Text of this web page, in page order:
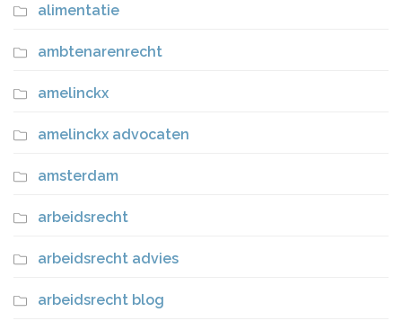
alimentatie
ambtenarenrecht
amelinckx
amelinckx advocaten
amsterdam
arbeidsrecht
arbeidsrecht advies
arbeidsrecht blog